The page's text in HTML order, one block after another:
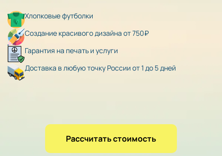
Хлопковые футболки
Создание красивого дизайна от 750₽
Гарантия на печать и услуги
Доставка в любую точку России от 1 до 5 дней
Рассчитать стоимость